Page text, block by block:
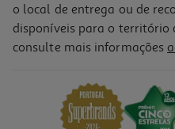
Peitoral Para Cão Curli Air Mesh
25,99 €
o local de entrega ou de
disponíveis para o território
consulte mais informações